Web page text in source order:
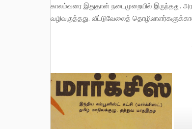
காலம்வரை இதுதான் நடைமுறையில் இருந்தது.
வழிவகுத்தது. வீட்டுவேலைத்